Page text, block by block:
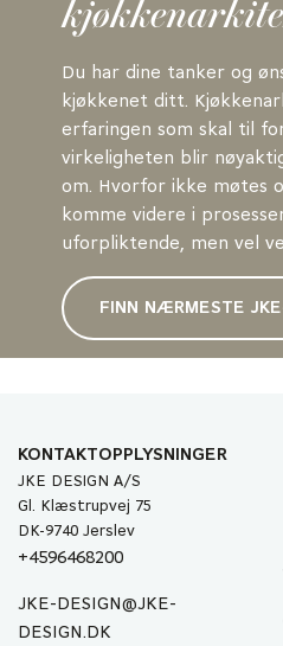
Du har dine tanker og
kjøkkenet ditt.
erfaringen som skal til
virkeligheten blir
om. Hvorfor ikke møtes
komme videre i
uforpliktende, men vel
FINN NÆRMESTE
KONTAKTOPPLYSNINGER
JKE DESIGN A/S
Gl. Klæstrupvej 75
DK-9740 Jerslev
+4596468200
JKE-DESIGN@JKE-
DESIGN.DK